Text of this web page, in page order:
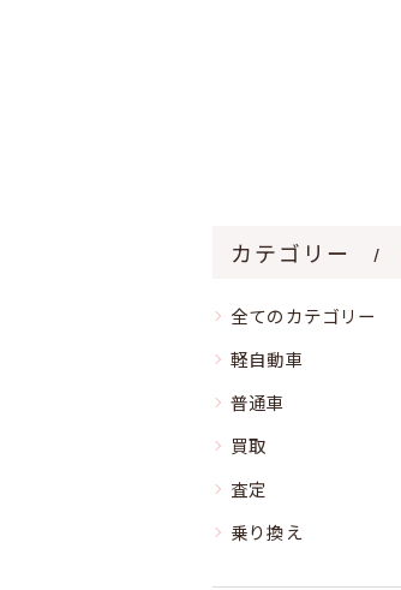
カテゴリー
全てのカテゴリー
軽自動車
普通車
買取
査定
乗り換え